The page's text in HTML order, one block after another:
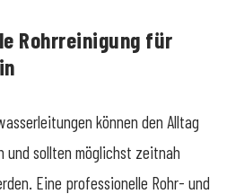
Rohrreinigung für
können den Alltag
sollten möglichst zeitnah
Eine professionelle Rohr- und